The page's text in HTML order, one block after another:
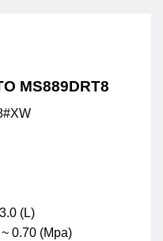
MS889DRT8
(L)
0.70 (Mpa)